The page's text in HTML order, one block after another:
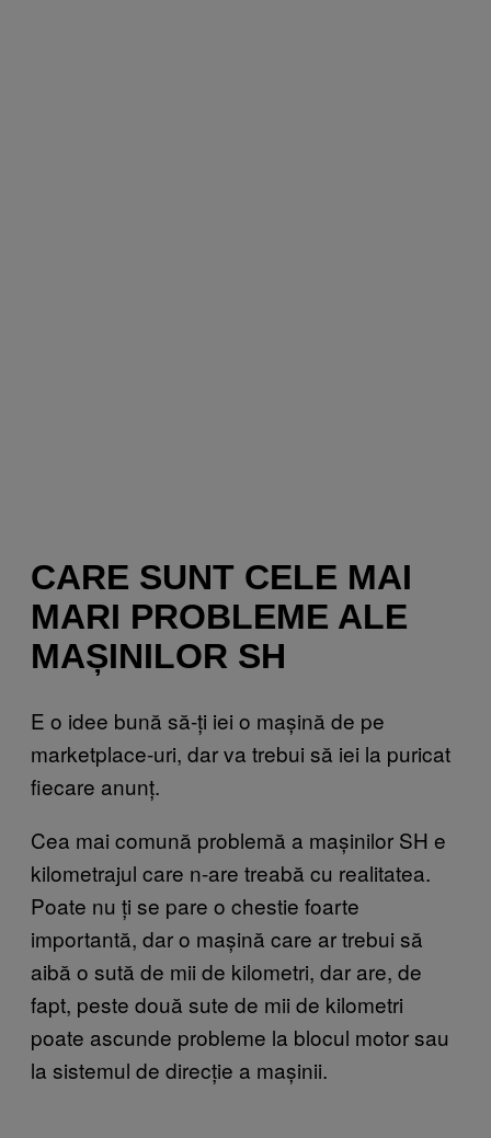
CARE SUNT CELE MAI
MARI PROBLEME ALE
MAȘINILOR SH
E o idee bună să-ți iei o mașină de pe
marketplace-uri, dar va trebui să iei la puricat
fiecare anunț.
Cea mai comună problemă a mașinilor SH e
kilometrajul care n-are treabă cu realitatea.
Poate nu ți se pare o chestie foarte
importantă, dar o mașină care ar trebui să
aibă o sută de mii de kilometri, dar are, de
fapt, peste două sute de mii de kilometri
poate ascunde probleme la blocul motor sau
la sistemul de direcție a mașinii.